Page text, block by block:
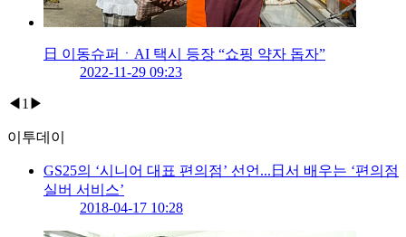
日 이동슈퍼ㆍAI 택시 등장 “쇼핑 약자 돕자”
2022-11-29 09:23
◀ 1 ▶
이투데이
GS25의 ‘시니어 대표 편의점’ 선언...日서 배우는 ‘편의점
실버 서비스’
2018-04-17 10:28